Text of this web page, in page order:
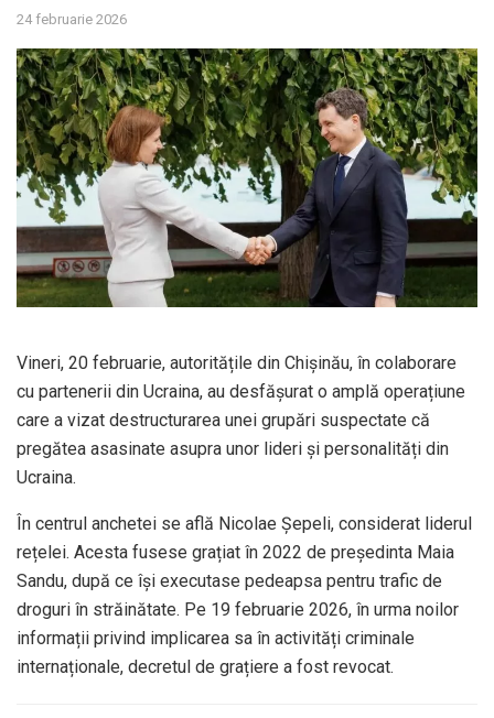
24 februarie 2026
Vineri, 20 februarie, autoritățile din Chișinău, în colaborare
cu partenerii din Ucraina, au desfășurat o amplă operațiune
care a vizat destructurarea unei grupări suspectate că
pregătea asasinate asupra unor lideri și personalități din
Ucraina.
În centrul anchetei se află Nicolae Șepeli, considerat liderul
rețelei. Acesta fusese grațiat în 2022 de președinta Maia
Sandu, după ce își executase pedeapsa pentru trafic de
droguri în străinătate. Pe 19 februarie 2026, în urma noilor
informații privind implicarea sa în activități criminale
internaționale, decretul de grațiere a fost revocat.